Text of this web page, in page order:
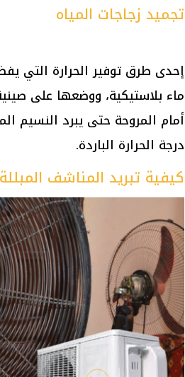
تجميد زجاجات المياه
إحدى طرق توفير الحرارة التي
ماء بلاستيكية، ووضعها على
أمام المروحة حتى يبرد النسيم
درجة الحرارة الباردة.
كيفية تبريد المناشف المبللة